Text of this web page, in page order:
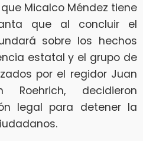
Micalco Méndez tiene
que al concluir el
sobre los hechos
estatal y el grupo de
por el regidor Juan
decidieron
legal para detener la